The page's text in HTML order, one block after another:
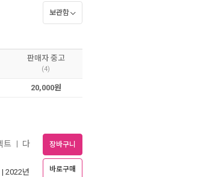
보관함
판매자 중고
(4)
20,000원
트 다
| 2022년
장바구니
바로구매